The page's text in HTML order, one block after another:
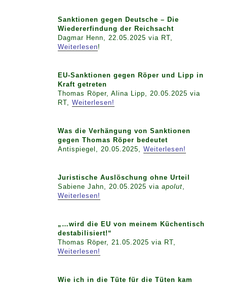
Sanktionen gegen Deutsche – Die
Wiedererfindung der Reichsacht
Dagmar Henn, 22.05.2025 via RT,
Weiterlesen!
EU-Sanktionen gegen Röper und Lipp in
Kraft getreten
Thomas Röper, Alina Lipp, 20.05.2025 via
RT,Weiterlesen!
Was die Verhängung von Sanktionen
gegen Thomas Röper bedeutet
Antispiegel, 20.05.2025,Weiterlesen!
Juristische Auslöschung ohne Urteil
Sabiene Jahn, 20.05.2025 viaapolut
Weiterlesen!
„…wird die EU von meinem Küchentisch
destabilisiert!“
Thomas Röper, 21.05.2025 via RT,
Weiterlesen!
Wie ich in die Tüte für die Tüten kam